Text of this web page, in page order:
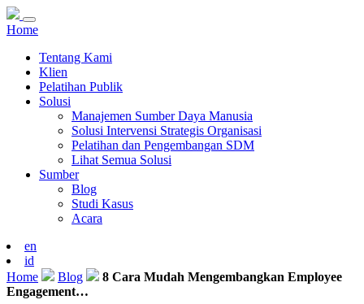
Home
Tentang Kami
Klien
Pelatihan Publik
Solusi
Manajemen Sumber Daya Manusia
Solusi Intervensi Strategis Organisasi
Pelatihan dan Pengembangan SDM
Lihat Semua Solusi
Sumber
Blog
Studi Kasus
Acara
en
id
Home
Blog
8 Cara Mudah Mengembangkan Employee
Engagement…